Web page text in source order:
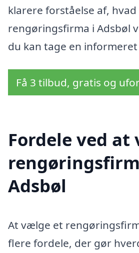
klarere forståelse af, hvad
rengøringsfirma i Adsbøl
du kan tage en
Få 3 tilbud, gratis og
Fordele ved
Adsbøl
At vælge et
flere fordele, der gør